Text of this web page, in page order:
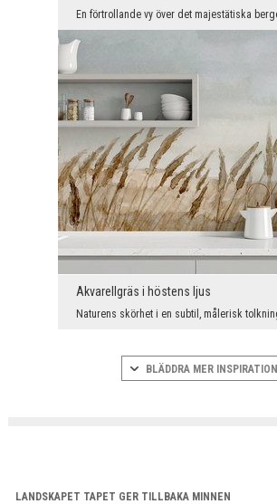
Akvarellgräs i höstens ljus
BLÄDDRA MER INSPIRATION
LANDSKAPET TAPET GER TILLBAKA MINNEN